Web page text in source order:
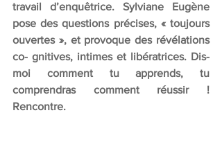
travail d’enquêtrice. Sylviane Eugène
pose des questions précises, « toujours
ouvertes », et provoque des révélations
co- gnitives, intimes et libératrices. Dis-
moi comment tu apprends, tu
comprendras comment réussir !
Rencontre.